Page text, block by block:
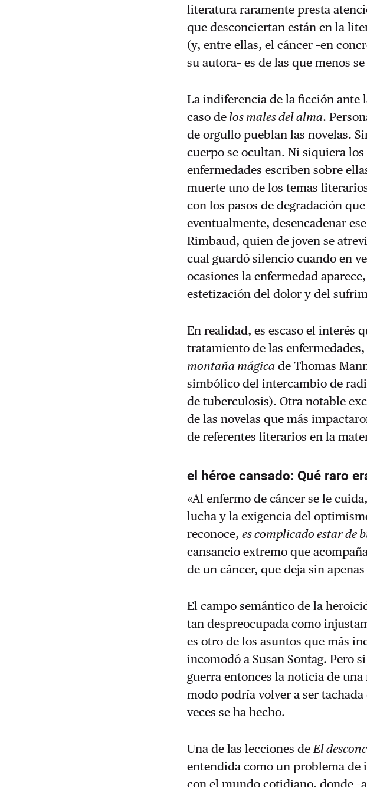
literatura raramente presta
que desconciertan están en la
(y, entre ellas, el cáncer –en
su autora– es de las que menos
La indiferencia de la ficción ante
caso de los males del alma.
de orgullo pueblan las novelas.
cuerpo se ocultan. Ni siquiera
enfermedades escriben sobre
muerte uno de los temas
con los pasos de degradación
eventualmente, desencadenar
Rimbaud, quien de joven se
cual guardó silencio cuando en
ocasiones la enfermedad
estetización del dolor y del
En realidad, es escaso el interés
tratamiento de las
montaña mágica de Thomas
simbólico del intercambio de
de tuberculosis). Otra notable
de las novelas que más
de referentes literarios en la
el héroe cansado: Qué raro
«Al enfermo de cáncer se le
lucha y la exigencia del
reconoce,es complicado estar de
cansancio extremo que
de un cáncer, que deja sin
El campo semántico de la
tan despreocupada como
es otro de los asuntos que más
incomodó a Susan Sontag. Pero
guerra entonces la noticia de
modo podría volver a ser tachada
veces se ha hecho.
Una de las lecciones deEl
entendida como un problema